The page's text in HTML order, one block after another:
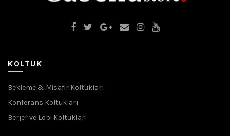
KOLTUK
Bekleme & Misafir Koltukları
Konferans Koltukları
Berjer ve Lobi Koltukları